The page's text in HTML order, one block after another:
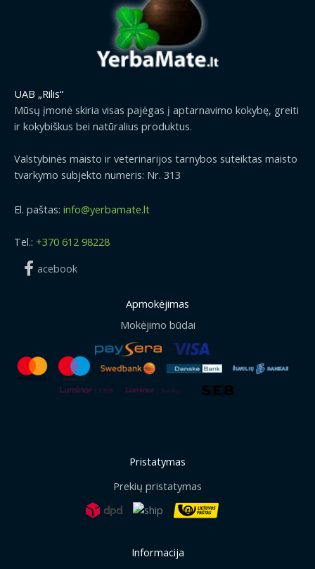
UAB „Rilis“
Mūsų įmonė skiria visas pajėgas į aptarnavimo kokybę, greiti
ir kokybiškus bei natūralius produktus.
Valstybinės maisto ir veterinarijos tarnybos suteiktas maisto
tvarkymo subjekto numeris: Nr. 313
El. paštas: info@yerbamate.lt
Tel.: +370 612 98228
acebook
Apmokėjimas
Mokėjimo būdai
Pristatymas
Prekių pristatymas
Informacija